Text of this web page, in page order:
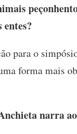
entes?
para o
forma mais
narra